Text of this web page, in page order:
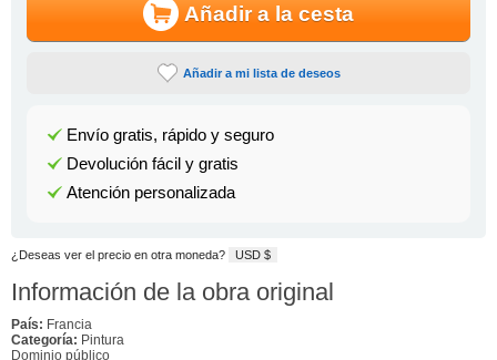
Añadir a la cesta
Añadir a mi lista de deseos
Envío gratis, rápido y seguro
Devolución fácil y gratis
Atención personalizada
¿Deseas ver el precio en otra moneda? USD $
Información de la obra original
País: Francia
Categoría: Pintura
Dominio público